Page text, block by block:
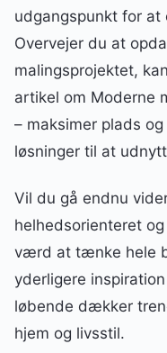
udgangspunkt for at
Overvejer du at
malingsprojektet,
artikel om Moderne
– maksimer plads
løsninger til at
Vil du gå endnu
helhedsorienteret
værd at tænke hele
yderligere
løbende dækker
hjem og livsstil.